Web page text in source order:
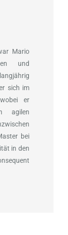
Mario
und
sich im
er
agilen
bei
in den